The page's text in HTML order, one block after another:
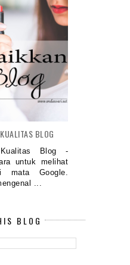
BLOG
Blog -
untuk melihat
mata Google.
...
BLOG